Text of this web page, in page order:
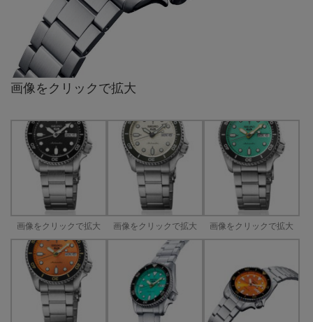
画像をクリックで拡大
画像をクリックで拡大 画像をクリックで拡大 画像をクリックで拡大